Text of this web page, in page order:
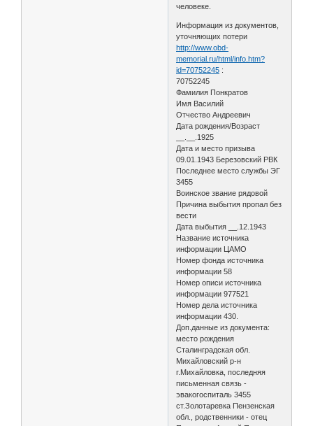
человеке.
Информация из документов,
уточняющих потери
http://www.obd-
memorial.ru/html/info.htm?
id=70752245 :
70752245
Фамилия Понкратов
Имя Василий
Отчество Андреевич
Дата рождения/Возраст
__.__.1925
Дата и место призыва
09.01.1943 Березовский РВК
Последнее место службы ЭГ
3455
Воинское звание рядовой
Причина выбытия пропал без
вести
Дата выбытия __.12.1943
Название источника
информации ЦАМО
Номер фонда источника
информации 58
Номер описи источника
информации 977521
Номер дела источника
информации 430.
Доп.данные из документа:
место рождения
Сталинградская обл.
Михайловский р-н
г.Михайловка, последняя
письменная связь -
эвакогоспиталь 3455
ст.Золотаревка Пензенская
обл., родственники - отец